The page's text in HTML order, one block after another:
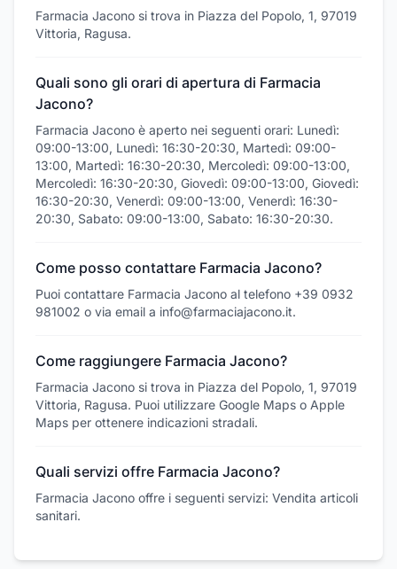
Farmacia Jacono si trova in Piazza del Popolo, 1, 97019
Vittoria, Ragusa.
Quali sono gli orari di apertura di Farmacia
Jacono?
Farmacia Jacono è aperto nei seguenti orari: Lunedì:
09:00-13:00, Lunedì: 16:30-20:30, Martedì: 09:00-
13:00, Martedì: 16:30-20:30, Mercoledì: 09:00-13:00,
Mercoledì: 16:30-20:30, Giovedì: 09:00-13:00, Giovedì:
16:30-20:30, Venerdì: 09:00-13:00, Venerdì: 16:30-
20:30, Sabato: 09:00-13:00, Sabato: 16:30-20:30.
Come posso contattare Farmacia Jacono?
Puoi contattare Farmacia Jacono al telefono +39 0932
981002 o via email a info@farmaciajacono.it.
Come raggiungere Farmacia Jacono?
Farmacia Jacono si trova in Piazza del Popolo, 1, 97019
Vittoria, Ragusa. Puoi utilizzare Google Maps o Apple
Maps per ottenere indicazioni stradali.
Quali servizi offre Farmacia Jacono?
Farmacia Jacono offre i seguenti servizi: Vendita articoli
sanitari.